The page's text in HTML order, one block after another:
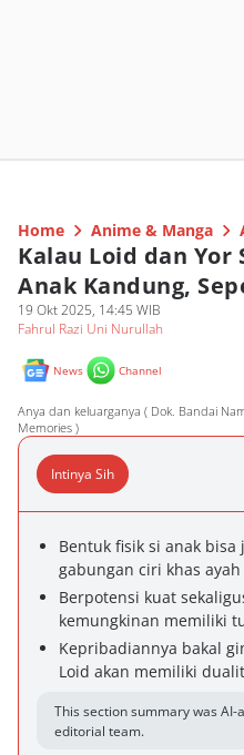
Home Anime & Manga
Kalau Loid dan Yor
Anak Kandung,
19 Okt 2025, 14:45 WIB
Fahrul Razi Uni Nurullah
News Channel
Anya dan keluarganya ( Dok. Bandai
Memories )
Intinya Sih
Bentuk fisik si anak
gabungan ciri khas
Berpotensi kuat
kemungkinan memiliki
Kepribadiannya bakal
Loid akan memiliki
This section summary was
editorial team.